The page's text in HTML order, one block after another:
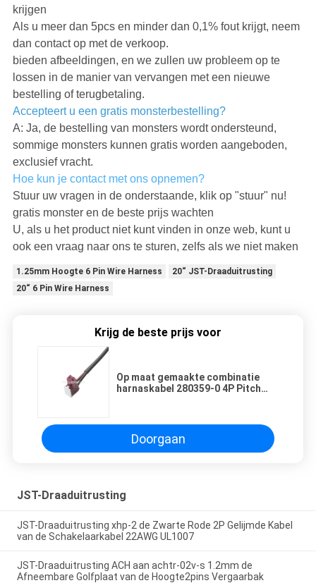
krijgen
Als u meer dan 5pcs en minder dan 0,1% fout krijgt, neem
dan contact op met de verkoop.
bieden afbeeldingen, en we zullen uw probleem op te
lossen in de manier van vervangen met een nieuwe
bestelling of terugbetaling.
Accepteert u een gratis monsterbestelling?
A: Ja, de bestelling van monsters wordt ondersteund,
sommige monsters kunnen gratis worden aangeboden,
exclusief vracht.
Hoe kun je contact met ons opnemen?
Stuur uw vragen in de onderstaande, klik op "stuur" nu!
gratis monster en de beste prijs wachten
U, als u het product niet kunt vinden in onze web, kunt u
ook een vraag naar ons te sturen, zelfs als we niet maken
1.25mm Hoogte 6 Pin Wire Harness
20“ JST-Draaduitrusting
20“ 6 Pin Wire Harness
Krijg de beste prijs voor
Op maat gemaakte combinatie
harnaskabel 280359-0 4P Pitch
Doorgaan
JST-Draaduitrusting
JST-Draaduitrusting xhp-2 de Zwarte Rode 2P Gelijmde Kabel
van de Schakelaarkabel 22AWG UL1007
JST-Draaduitrusting ACH aan achtr-02v-s 1.2mm de
Afneembare Golfplaat van de Hoogte2pins Vergaarbak